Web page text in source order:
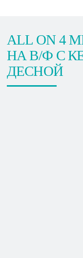
АLL ON 4
НА В/Ф С
ДЕСНОЙ